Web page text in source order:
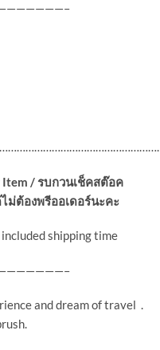
Item / รบกวนเช็คสต๊อค
ม่ต้องพรีออเดอร์นะคะ
shipping time
and dream of travel .